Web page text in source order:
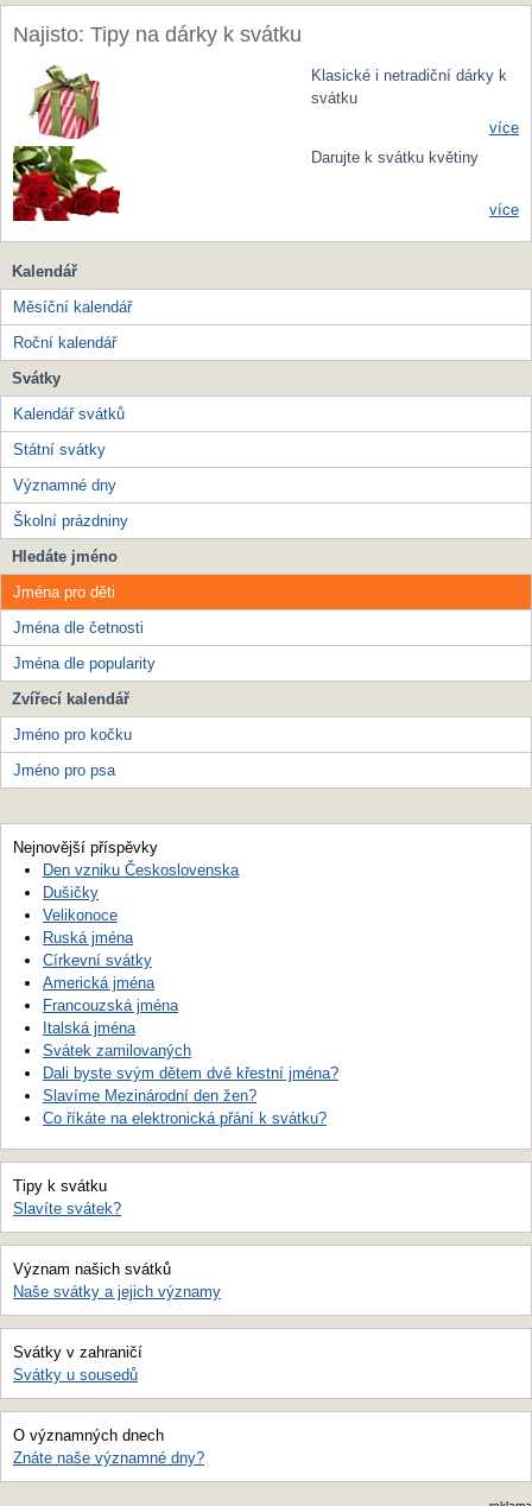
Najisto: Tipy na dárky k svátku
Klasické i netradiční dárky k
svátku
více
Darujte k svátku květiny
více
Kalendář
Měsíční kalendář
Roční kalendář
Svátky
Kalendář svátků
Státní svátky
Významné dny
Školní prázdniny
Hledáte jméno
Jména pro děti
Jména dle četnosti
Jména dle popularity
Zvířecí kalendář
Jméno pro kočku
Jméno pro psa
Nejnovější příspěvky
Den vzniku Československa
Dušičky
Velikonoce
Ruská jména
Církevní svátky
Americká jména
Francouzská jména
Italská jména
Svátek zamilovaných
Dali byste svým dětem dvě křestní jména?
Slavíme Mezinárodní den žen?
Co říkáte na elektronická přání k svátku?
Tipy k svátku
Slavíte svátek?
Význam našich svátků
Naše svátky a jejich významy
Svátky v zahraničí
Svátky u sousedů
O významných dnech
Znáte naše významné dny?